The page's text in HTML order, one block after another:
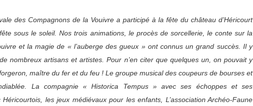
des Compagnons de la Vouivre a participé à la fête du château d’Héricourt
sous le soleil. Nos trois animations, le procès de sorcellerie, le conte sur la
et la magie de « l’auberge des gueux » ont connus un grand succès. Il y
nombreux artisans et artistes. Pour n’en citer que quelques un, on pouvait y
maître du fer et du feu ! Le groupe musical des coupeurs de bourses et
La compagnie « Historica Tempus » avec ses échoppes et ses
Héricourtois, les jeux médiévaux pour les enfants, L’association Archéo-Faune